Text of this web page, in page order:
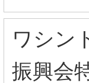
ワシン
振興会